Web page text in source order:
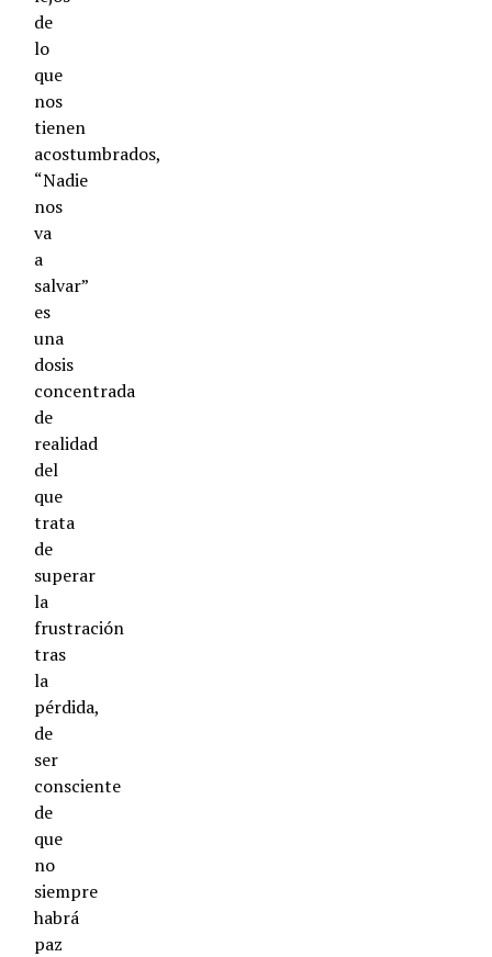
de
lo
que
nos
tienen
acostumbrados,
“Nadie
nos
va
a
salvar”
es
una
dosis
concentrada
de
realidad
del
que
trata
de
superar
la
frustración
tras
la
pérdida,
de
ser
consciente
de
que
no
siempre
habrá
paz